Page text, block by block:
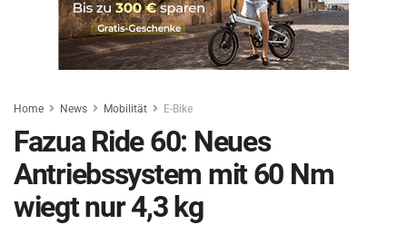
Home News Mobilität E-Bike
Fazua Ride 60: Neues
Antriebssystem mit 60 Nm
wiegt nur 4,3 kg